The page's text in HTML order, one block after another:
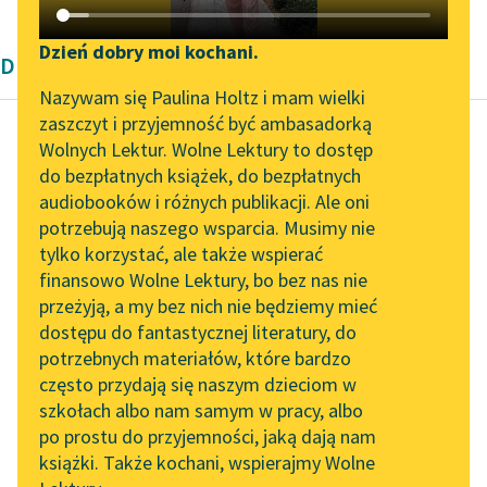
Katalog DAISY
Podkasty o książkach
Zgłoś brak utworu
Aktualności
„Prokurator Alicja Horn”
do słuchania
Byliśmy częścią AI Impact
Lab
Zapraszamy na spotkanie
online z tłumaczkami
literatury skandynawskiej
Spotkanie z Katarzyną
Tunkiel w Oslo
102. lata temu zmarł
Joseph Conrad
Narzędzia
Mapa Wolnych Lektur
Leśmianator
Przewodnik dla piszących i
czytających
API
OAI-PMH
Widget Wolnych Lektur
Przypisy
Dzień dobry moi kochani.
Nazywam się Paulina Holtz i mam wielki
zaszczyt i przyjemność być ambasadorką
Wolnych Lektur. Wolne Lektury to dostęp
do bezpłatnych książek, do bezpłatnych
audiobooków i różnych publikacji. Ale oni
potrzebują naszego wsparcia. Musimy nie
tylko korzystać, ale także wspierać
finansowo Wolne Lektury, bo bez nas nie
przeżyją, a my bez nich nie będziemy mieć
dostępu do fantastycznej literatury, do
potrzebnych materiałów, które bardzo
często przydają się naszym dzieciom w
szkołach albo nam samym w pracy, albo
po prostu do przyjemności, jaką dają nam
książki. Także kochani, wspierajmy Wolne
Dramat współczesny Karel Čapek
Karel Čapek
R. U. R.
Był strasznym
materialistą i to go
motywowało. Pragnął
przede wszystkim
dostarczyć dowód, że
żaden Bóg...
Czytaj więcej